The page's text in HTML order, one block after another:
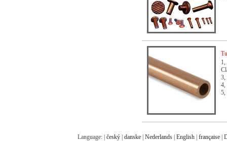
1,
3,
4,
5,
Language: | český| danske| Nederlands| English| française|